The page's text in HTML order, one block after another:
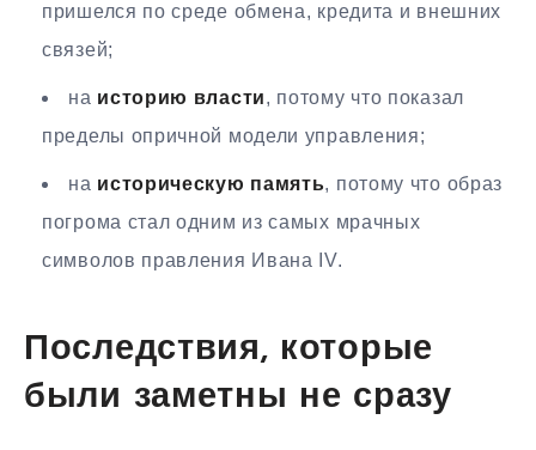
пришелся по среде обмена, кредита и внешних
связей;
на историю власти, потому что показал
пределы опричной модели управления;
на историческую память, потому что образ
погрома стал одним из самых мрачных
символов правления Ивана IV.
Последствия, которые
были заметны не сразу